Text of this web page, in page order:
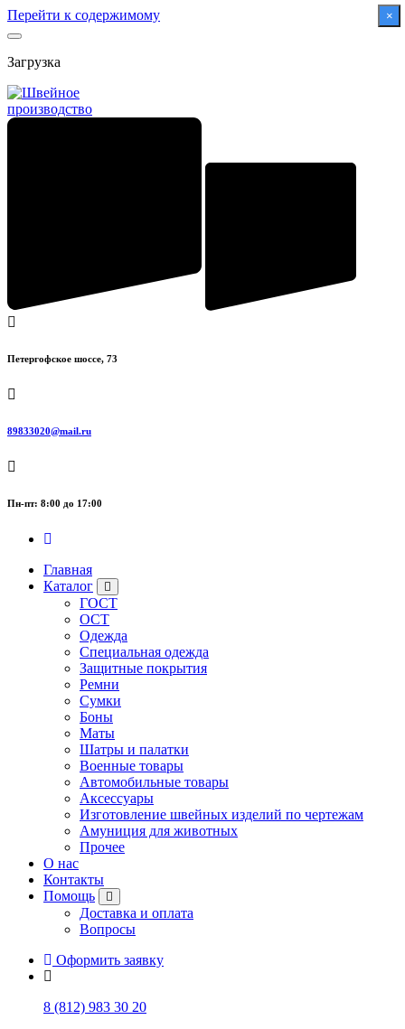
Перейти к содержимому
Загрузка
Петергофское шоссе, 73
89833020@mail.ru
Пн-пт: 8:00 до 17:00
Главная
Каталог
ГОСТ
ОСТ
Одежда
Специальная одежда
Защитные покрытия
Ремни
Сумки
Боны
Маты
Шатры и палатки
Военные товары
Автомобильные товары
Аксессуары
Изготовление швейных изделий по чертежам
Амуниция для животных
Прочее
О нас
Контакты
Помощь
Доставка и оплата
Вопросы
Оформить заявку
8 (812) 983 30 20
×